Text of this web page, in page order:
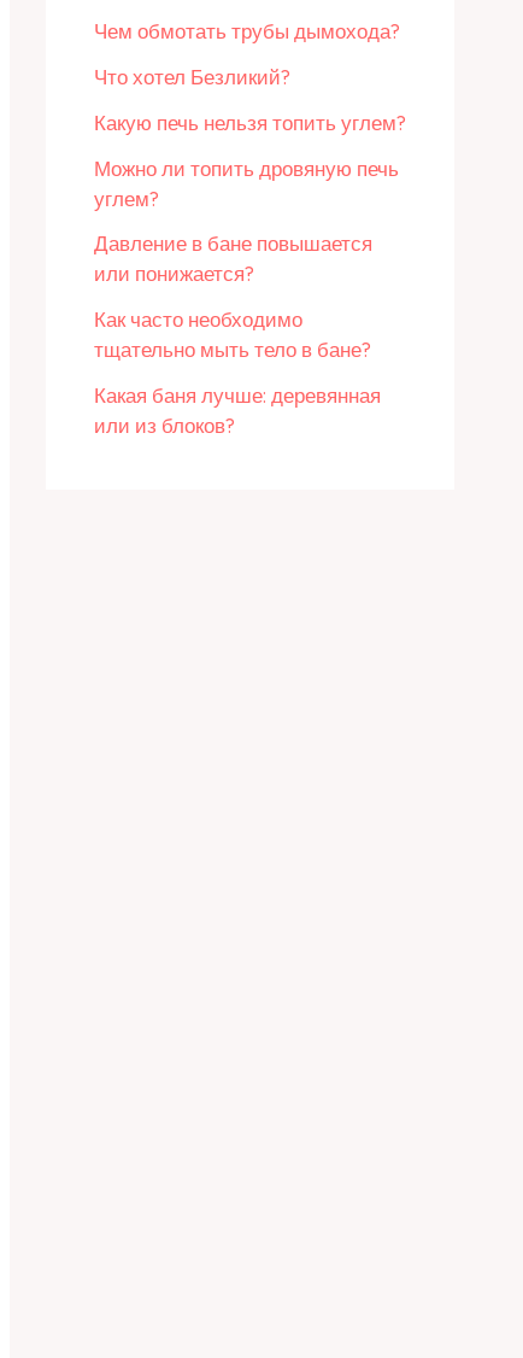
Чем обмотать трубы дымохода?
Что хотел Безликий?
Какую печь нельзя топить углем?
Можно ли топить дровяную печь
углем?
Давление в бане повышается
или понижается?
Как часто необходимо
тщательно мыть тело в бане?
Какая баня лучше: деревянная
или из блоков?